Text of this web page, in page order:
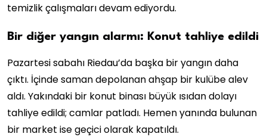
temizlik çalışmaları devam ediyordu.
Bir diğer yangın alarmı: Konut tahliye edildi
Pazartesi sabahı Riedau’da başka bir yangın daha
çıktı. İçinde saman depolanan ahşap bir kulübe alev
aldı. Yakındaki bir konut binası büyük ısıdan dolayı
tahliye edildi; camlar patladı. Hemen yanında bulunan
bir market ise geçici olarak kapatıldı.